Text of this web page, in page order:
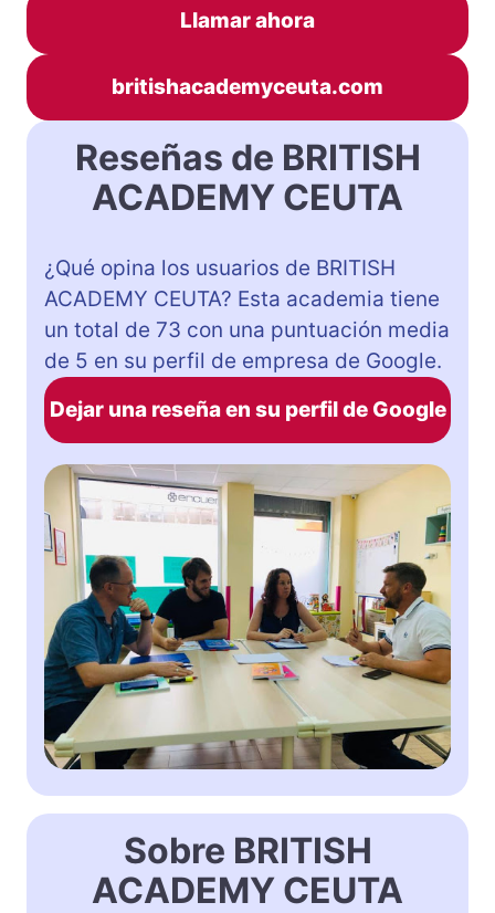
Llamar ahora
britishacademyceuta.com
Reseñas de BRITISH
ACADEMY CEUTA
¿Qué opina los usuarios de BRITISH
ACADEMY CEUTA? Esta academia tiene
un total de 73 con una puntuación media
de 5 en su perfil de empresa de Google.
Dejar una reseña en su perfil de Google
Sobre BRITISH
ACADEMY CEUTA